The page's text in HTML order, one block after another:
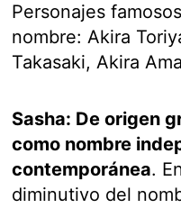
Personajes
nombre: Akira
Takasaki, Akira
Sasha: De origen
como nombre
contemporánea.
diminutivo del